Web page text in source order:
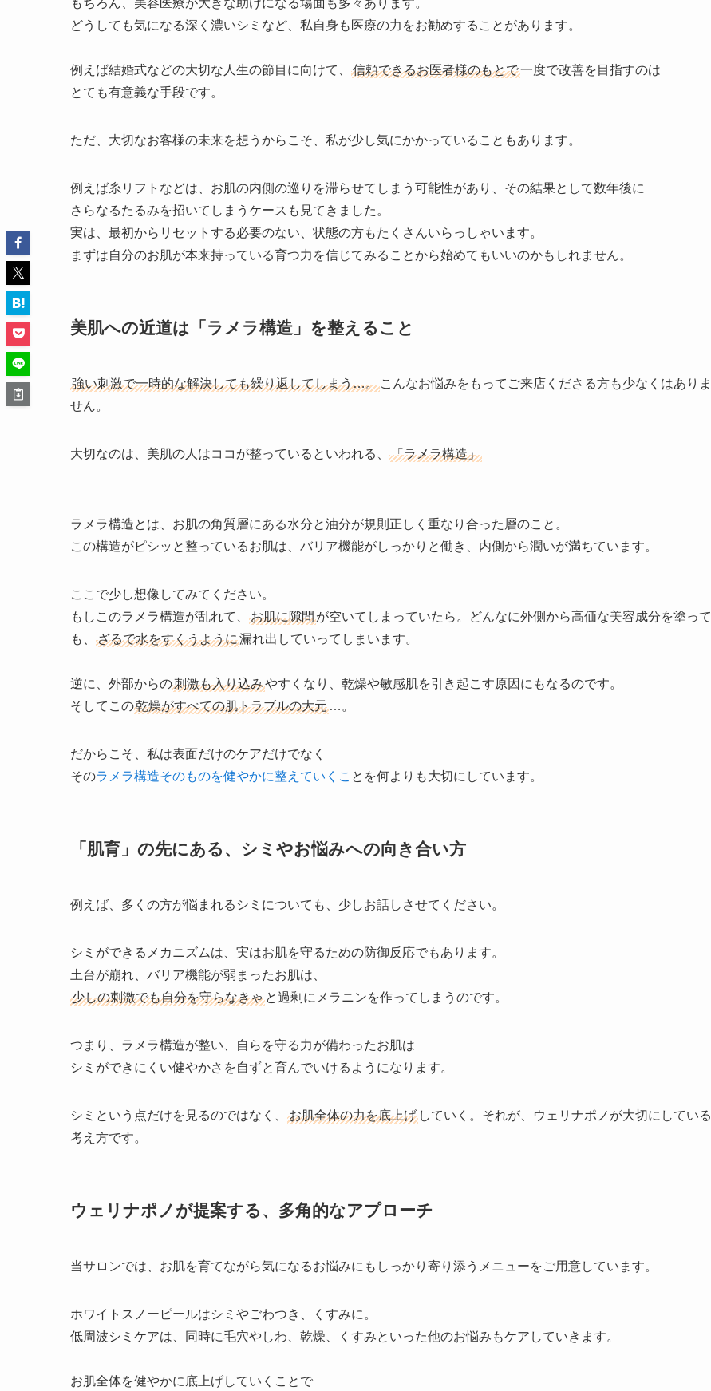
どうしても気になる深く濃いシミなど、私自身も医療の力をお勧めすることがあります。
例えば結婚式などの大切な人生の節目に向けて、 信頼できるお医者様のもとで一度で改善を目指すのは
とても有意義な手段です。
ただ、大切なお客様の未来を想うからこそ、私が少し気にかかっていることもあります。
例えば糸リフトなどは、お肌の内側の巡りを滞らせてしまう可能性があり、その結果として数年後に
さらなるたるみを招いてしまうケースも見てきました。
実は、最初からリセットする必要のない、状態の方もたくさんいらっしゃいます。
まずは自分のお肌が本来持っている育つ力を信じてみることから始めてもいいのかもしれません。
美肌への近道は「ラメラ構造」を整えること
強い刺激で一時的な解決しても繰り返してしまう…。 こんなお悩みをもってご来店くださる方も少なくはありま
せん。
大切なのは、美肌の人はココが整っているといわれる、 「ラメラ構造」
ラメラ構造とは、お肌の角質層にある水分と油分が規則正しく重なり合った層のこと。
この構造がピシッと整っているお肌は、バリア機能がしっかりと働き、内側から潤いが満ちています。
ここで少し想像してみてください。
もしこのラメラ構造が乱れて、
お肌に隙間が空いてしまっていたら。どんなに外側から高価な美容成分を塗って
も、
ざるで水をすくうように漏れ出していってしまいます。
逆に、外部からの刺激も入り込みやすくなり、乾燥や敏感肌を引き起こす原因にもなるのです。
そしてこの乾燥がすべての肌トラブルの大元 …。
だからこそ、私は表面だけのケアだけでなく
そのラメラ構造そのものを健やかに整えていくこ とを何よりも大切にしています。
「肌育」の先にある、シミやお悩みへの向き合い方
例えば、多くの方が悩まれるシミについても、少しお話しさせてください。
シミができるメカニズムは、実はお肌を守るための防御反応でもあります。
土台が崩れ、バリア機能が弱まったお肌は、
少しの刺激でも自分を守らなきゃ と過剰にメラニンを作ってしまうのです。
つまり、ラメラ構造が整い、自らを守る力が備わったお肌は
シミができにくい健やかさを自ずと育んでいけるようになります。
シミという点だけを見るのではなく、 お肌全体の力を底上げ していく。それが、ウェリナポノが大切にしている
考え方です。
ウェリナポノが提案する、多角的なアプローチ
当サロンでは、お肌を育てながら気になるお悩みにもしっかり寄り添うメニューをご用意しています。
ホワイトスノーピールはシミやごわつき、くすみに。
低周波シミケアは、同時に毛穴やしわ、乾燥、くすみといった他のお悩みもケアしていきます。
お肌全体を健やかに底上げしていくことで